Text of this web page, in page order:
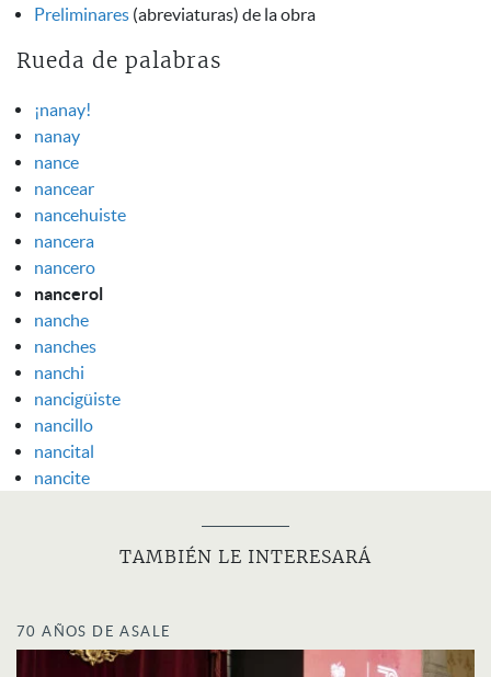
Preliminares (abreviaturas) de la obra
Rueda de palabras
¡nanay!
nanay
nance
nancear
nancehuiste
nancera
nancero
nancerol
nanche
nanches
nanchi
nancigüiste
nancillo
nancital
nancite
TAMBIÉN LE INTERESARÁ
70 AÑOS DE ASALE